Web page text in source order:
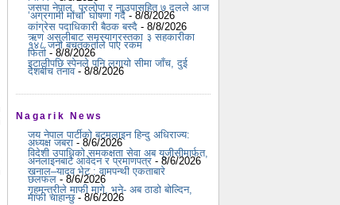
जसपा नेपाल, प्रलोपा र नाउपासहित ७ दलले आज
‘अग्रगामी मोर्चा’ घोषणा गर्दै - 8/8/2026
कांग्रेस पदाधिकारी बैठक बस्दै - 8/8/2026
ऋण असुलीबाट समस्याग्रस्तका ३ सहकारीका
१४८ जना बचतकर्ताले पाए रकम
फिर्ता - 8/8/2026
इटालीपछि स्पेनले पनि लगायो सीमा जाँच, दुई
देशबीच तनाव- 8/8/2026
Nagarik News
जय नेपाल पार्टीको बटमलाइन हिन्दु अधिराज्य:
अध्यक्ष जबरा - 8/6/2026
विदेशी उपाधिको समकक्षता सेवा अब यूजीसीमार्फत,
अनलाइनबाटै आवेदन र प्रमाणपत्र - 8/6/2026
खनाल–यादव भेट : वामपन्थी एकताबारे
छलफल - 8/6/2026
गृहमन्त्रीले माफी मागे, भने- अब ठाडो बोल्दिन,
माफी चाहान्छु- 8/6/2026